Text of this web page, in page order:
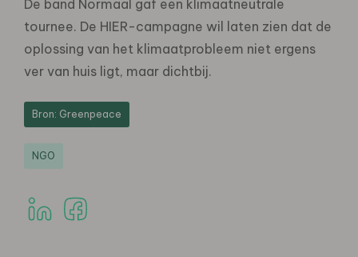
De band Normaal gaf een klimaatneutrale
tournee. De HIER-campagne wil laten zien dat de
oplossing van het klimaatprobleem niet ergens
ver van huis ligt, maar dichtbij.
Bron: Greenpeace
NGO